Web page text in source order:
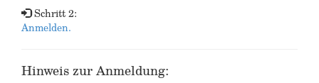
Schritt 2:
Anmelden.
Hinweis zur Anmeldung: